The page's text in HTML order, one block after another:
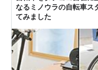
なるミノウラの自転車ス
てみました